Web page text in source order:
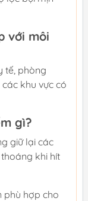
với môi
tế, phòng
khu vực có
gì?
giữ lại các
khi hít
phù hợp cho